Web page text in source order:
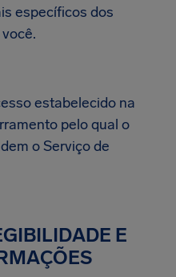
específicos dos
estabelecido na
pelo qual o
o Serviço de
E